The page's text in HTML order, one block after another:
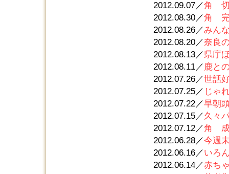
2012.09.07／角 切
2012.08.30／角 完
2012.08.26／みん
2012.08.20／奈良
2012.08.13／県庁
2012.08.11／ 鹿と
2012.07.26／世話
2012.07.25／ じゃ
2012.07.22／早朝
2012.07.15／久々
2012.07.12／角
2012.06.28／今週
2012.06.16／いろ
2012.06.14／赤ち